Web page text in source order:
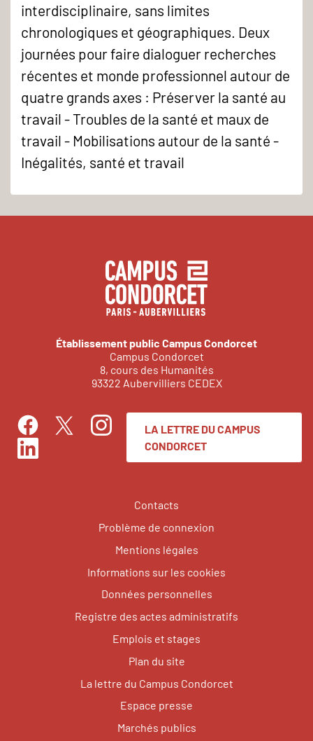
interdisciplinaire, sans limites
chronologiques et géographiques. Deux
journées pour faire dialoguer recherches
récentes et monde professionnel autour de
quatre grands axes : Préserver la santé au
travail - Troubles de la santé et maux de
travail - Mobilisations autour de la santé -
Inégalités, santé et travail
Établissement public Campus Condorcet
Campus Condorcet
8, cours des Humanités
93322 Aubervilliers CEDEX
FacebookTwitterInstagram
LinkedIn
LA LETTRE DU CAMPUS
CONDORCET
Contacts
Problème de connexion
Mentions légales
Informations sur les cookies
Données personnelles
Registre des actes administratifs
Emplois et stages
Plan du site
La lettre du Campus Condorcet
Espace presse
Marchés publics